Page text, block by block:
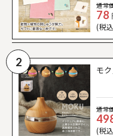
通常
78
(税
2
モ
通常
(税